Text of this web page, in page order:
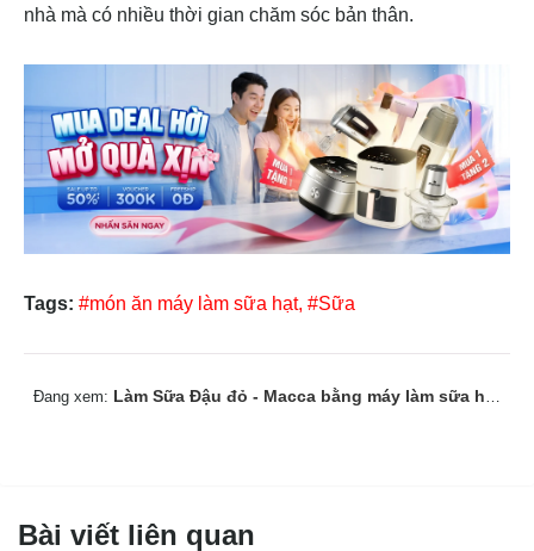
nhà mà có nhiều thời gian chăm sóc bản thân.
Tags: #món ăn máy làm sữa hạt, #Sữa
Đang xem: Làm Sữa Đậu đỏ - Macca bằng máy làm sữa hạt BlueStone
Bài viết liên quan